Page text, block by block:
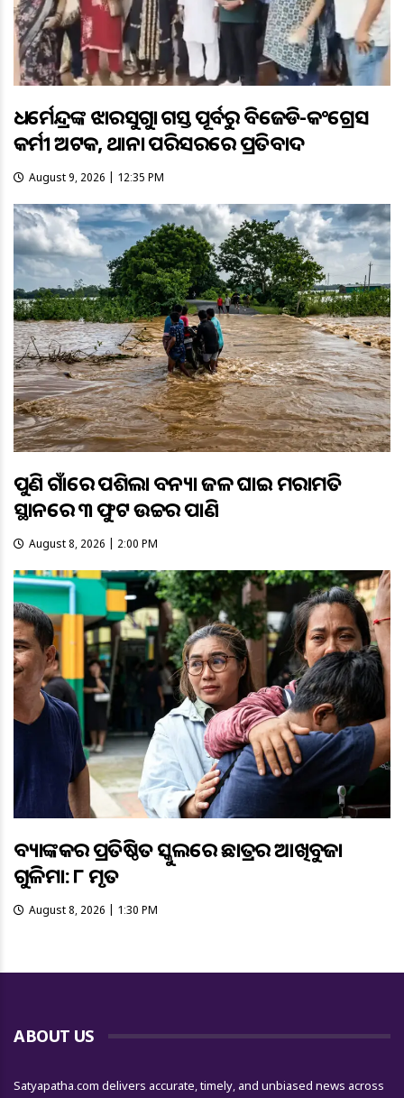
ଧର୍ମେନ୍ଦ୍ରଙ୍କ ଝାରସୁଗୁଡ଼ା ଗସ୍ତ ପୂର୍ବରୁ ବିଜେଡି-କଂଗ୍ରେସ
କର୍ମୀ ଅଟକ, ଥାନା ପରିସରରେ ପ୍ରତିବାଦ
August 9, 2026 | 12:35 PM
ପୁଣି ଗାଁରେ ପଶିଲା ବନ୍ୟା ଜଳ ଘାଇ ମରାମତି
ସ୍ଥାନରେ ୩ ଫୁଟ ଉଚ୍ଚର ପାଣି
August 8, 2026 | 2:00 PM
ବ୍ୟାଙ୍କକର ପ୍ରତିଷ୍ଠିତ ସ୍କୁଲରେ ଛାତ୍ରର ଆଖିବୁଜା
ଗୁଳିମାଡ଼: ୮ ମୃତ
August 8, 2026 | 1:30 PM
ABOUT US
Satyapatha.com delivers accurate, timely, and unbiased news across